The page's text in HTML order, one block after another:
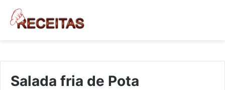
Salada fria de Pota